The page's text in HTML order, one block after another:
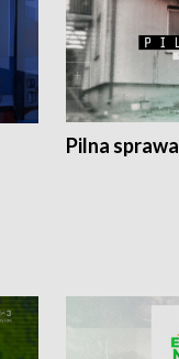
Pilna sprawa